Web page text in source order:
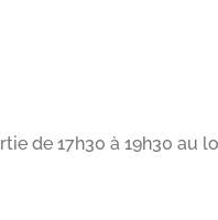
de 17h30 à 19h30 au